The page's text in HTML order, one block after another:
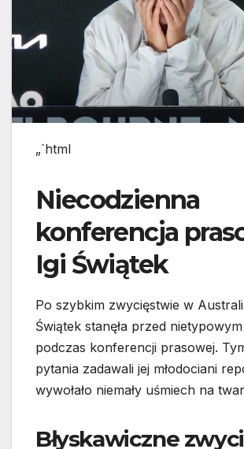
„`html
Niecodzienna
konferencja
Igi Świątek
Po szybkim zwycięstwie w
Świątek stanęła przed
podczas konferencji prasowej.
pytania zadawali jej młodociani
wywołało niemały uśmiech na
Błyskawiczne